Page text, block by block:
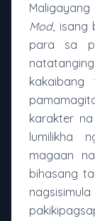
Mod, isang
para sa
karakter
lumilikha
magaan
bihasang